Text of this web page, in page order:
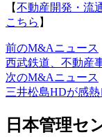
【不動産開発・流
こちら 】
前のM&Aニュース
西武鉄道、不動産
次のM&Aニュース
三井松島HDが感
日本管理セ